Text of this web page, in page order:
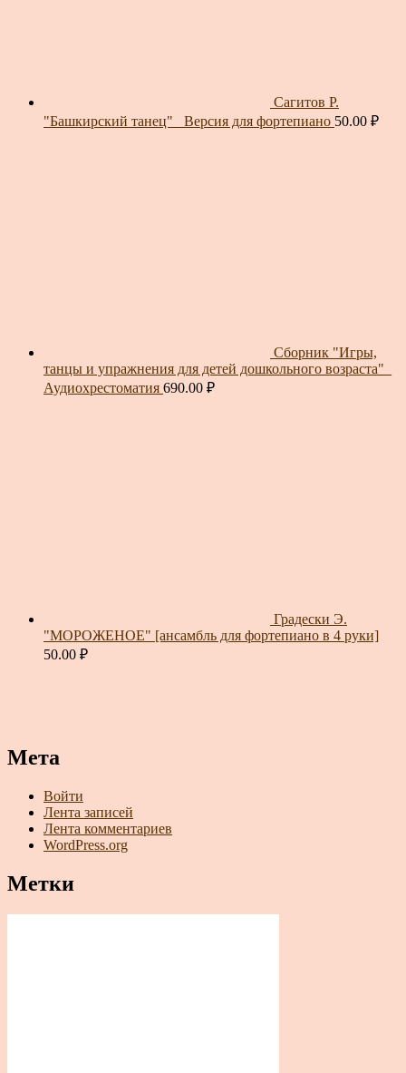
Сагитов Р.
"Башкирский танец"_ Версия для фортепиано 50.00 ₽
Сборник "Игры,
танцы и упражнения для детей дошкольного возраста"_
Аудиохрестоматия 690.00 ₽
Градески Э.
"МОРОЖЕНОЕ" [ансамбль для фортепиано в 4 руки]
50.00 ₽
Мета
Войти
Лента записей
Лента комментариев
WordPress.org
Метки